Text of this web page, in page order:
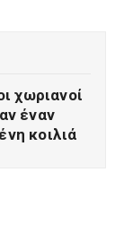
χωριανοί
έναν
κοιλιά